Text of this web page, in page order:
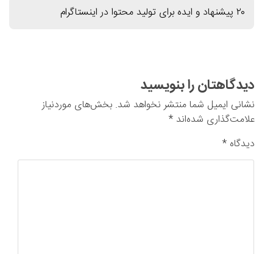
۲۰ پیشنهاد و ایده برای تولید محتوا در اینستاگرام
دیدگاهتان را بنویسید
نشانی ایمیل شما منتشر نخواهد شد. بخش‌های موردنیاز
علامت‌گذاری شده‌اند *
دیدگاه *